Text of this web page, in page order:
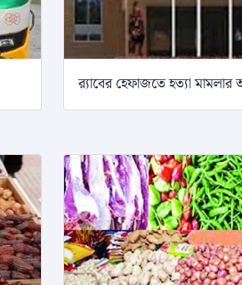
র‍্যাবের হেফাজতে হত্যা মামলার